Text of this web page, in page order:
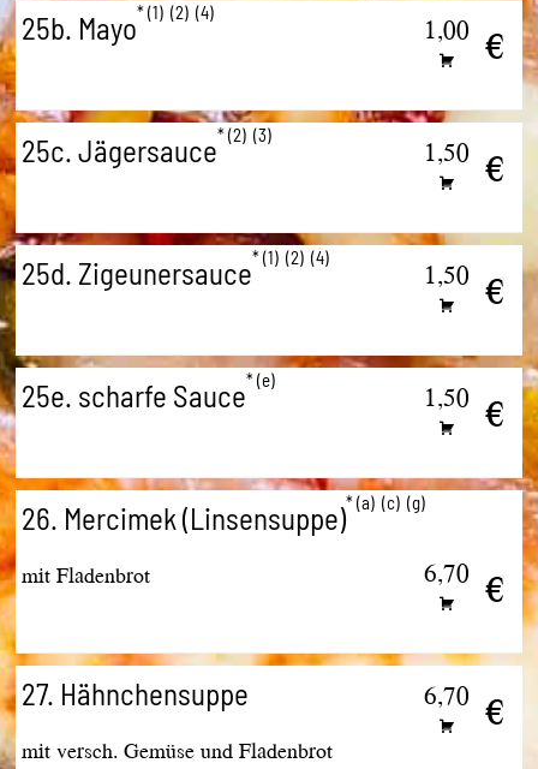
25b. Mayo 1 2 4 1,00 €
25c. Jägersauce 2 3 1,50 €
25d. Zigeunersauce 1 2 4 1,50 €
25e. scharfe Sauce e 1,50 €
26. Mercimek (Linsensuppe) a c g
6,70 €
mit Fladenbrot
27. Hähnchensuppe 6,70 €
mit versch. Gemüse und Fladenbrot